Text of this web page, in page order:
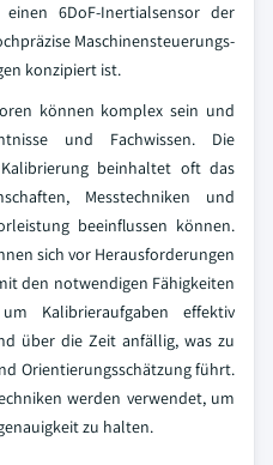
einen 6DoF-Inertialsensor der
Maschinensteuerungs-
konzipiert ist.
können komplex sein und
und Fachwissen. Die
beinhaltet oft das
Messtechniken und
beeinflussen können.
sich vor Herausforderungen
den notwendigen Fähigkeiten
Kalibrieraufgaben effektiv
über die Zeit anfällig, was zu
Orientierungsschätzung führt.
werden verwendet, um
zu halten.